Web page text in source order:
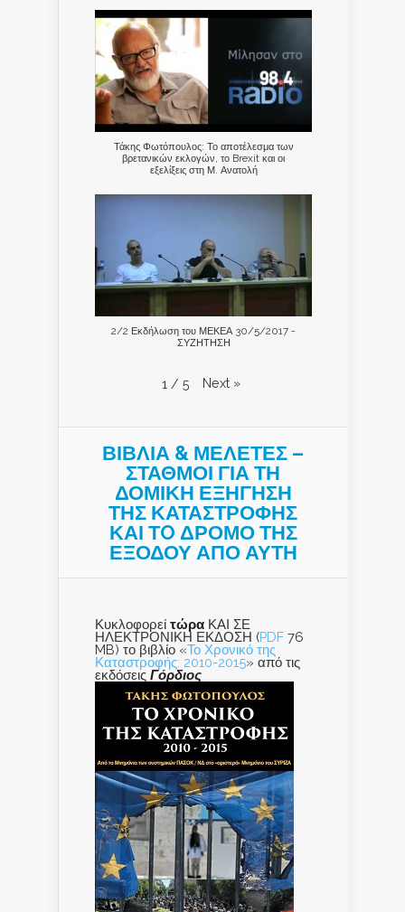
Τάκης Φωτόπουλος: Το αποτέλεσμα των
βρετανικών εκλογών, το Brexit και οι
εξελίξεις στη Μ. Ανατολή
2/2 Εκδήλωση του ΜΕΚΕΑ 30/5/2017 -
ΣΥΖΗΤΗΣΗ
1 / 5 Next »
ΒΙΒΛΙΑ & ΜΕΛΕΤΕΣ –
ΣΤΑΘΜΟΙ ΓΙΑ ΤΗ
ΔΟΜΙΚΗ ΕΞΗΓΗΣΗ
ΤΗΣ ΚΑΤΑΣΤΡΟΦΗΣ
ΚΑΙ ΤO ΔΡΟΜΟ ΤΗΣ
ΕΞΟΔΟΥ ΑΠΟ ΑΥΤΗ
Κυκλοφορεί τώρα ΚΑΙ ΣΕ
ΗΛΕΚΤΡΟΝΙΚΗ ΕΚΔΟΣΗ (PDF 76
MB) το βιβλίο «Το Χρονικό της
Καταστροφής: 2010-2015» από τις
εκδόσεις Γόρδιος